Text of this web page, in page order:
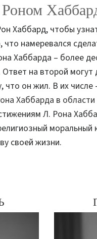
Роном
Хаббард, чтобы
что намеревался
Хаббарда – более
на второй
что он жил. В их
Хаббарда в
Л. Рона
своей жизни.